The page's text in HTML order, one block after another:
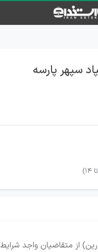
سپهر پارسه
از متقاضیان واجد